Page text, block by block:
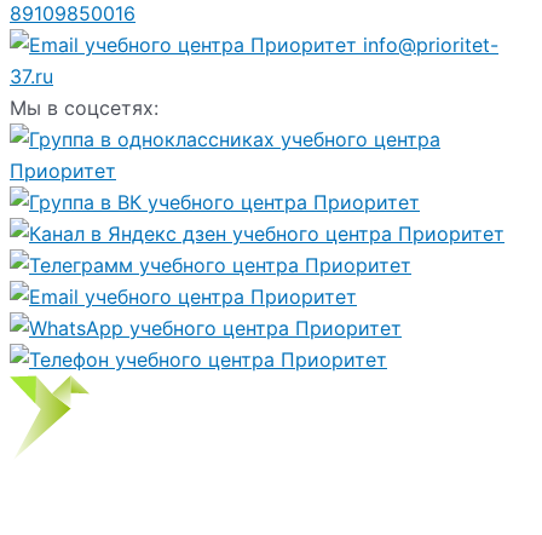
89109850016
info@prioritet-
37.ru
Мы в соцсетях: